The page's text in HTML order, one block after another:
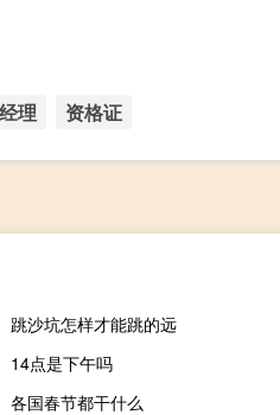
经理 资格证
跳沙坑怎样才能跳的远
14点是下午吗
各国春节都干什么